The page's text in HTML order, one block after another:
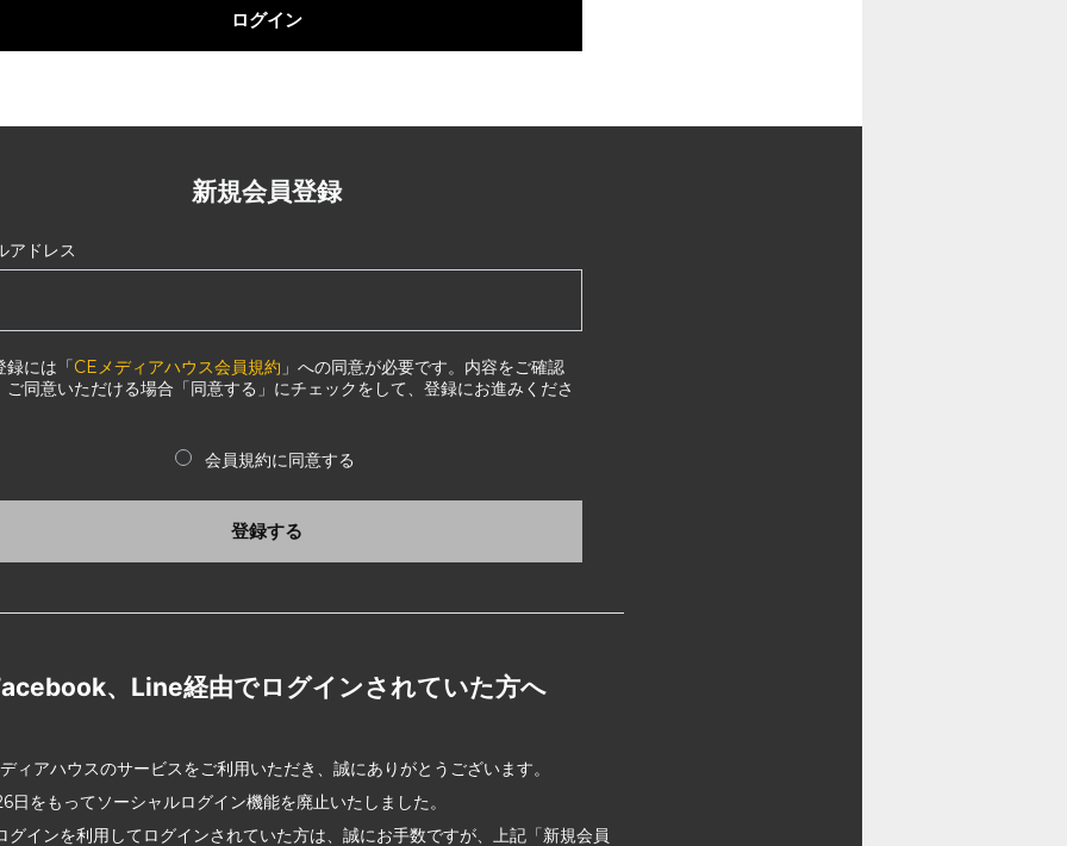
ログイン
新規会員登録
アドレス
録には「CEメディアハウス会員規約 」への同意が必要です。内容をご確認
ご同意いただける場合「同意する」にチェックをして、登録にお進みくださ
会員規約に同意する
登録する
、Line経由でログインされていた方へ
ィアハウスのサービスをご利用いただき、誠にありがとうございます。
日をもってソーシャルログイン機能を廃止いたしました。
グインを利用してログインされていた方は、誠にお手数ですが、上記「新規会員